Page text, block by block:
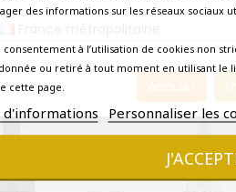
Annuler
10 AUTRES PRODUITS DANS
des informations sur les réseaux sociaux
consentement à l’utilisation de cookies non
ou retiré à tout moment en utilisant le
cette page.
d'informations Personnaliser les